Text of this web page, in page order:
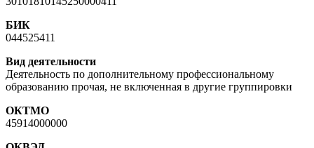
БИК
044525411
Вид деятельности
Деятельность по дополнительному профессиональному
образованию прочая, не включенная в другие группировки
ОКТМО
45914000000